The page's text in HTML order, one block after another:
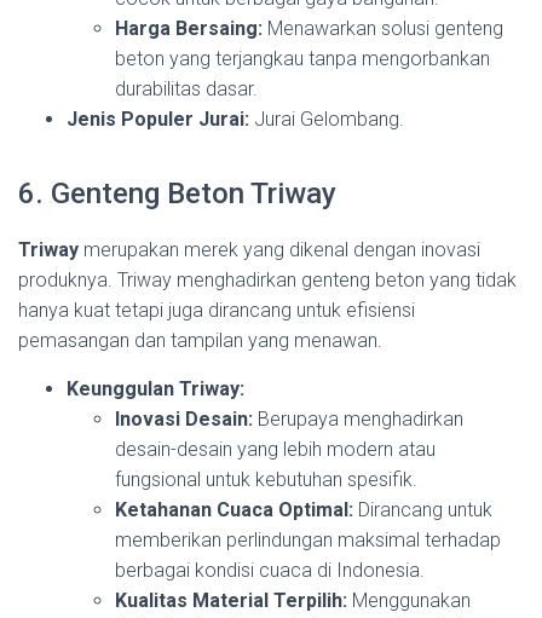
Harga Bersaing: Menawarkan solusi genteng
beton yang terjangkau tanpa mengorbankan
durabilitas dasar.
Jenis Populer Jurai: Jurai Gelombang.
6. Genteng Beton Triway
Triway merupakan merek yang dikenal dengan inovasi
produknya. Triway menghadirkan genteng beton yang tidak
hanya kuat tetapi juga dirancang untuk efisiensi
pemasangan dan tampilan yang menawan.
Keunggulan Triway:
Inovasi Desain: Berupaya menghadirkan
desain-desain yang lebih modern atau
fungsional untuk kebutuhan spesifik.
Ketahanan Cuaca Optimal: Dirancang untuk
memberikan perlindungan maksimal terhadap
berbagai kondisi cuaca di Indonesia.
Kualitas Material Terpilih: Menggunakan